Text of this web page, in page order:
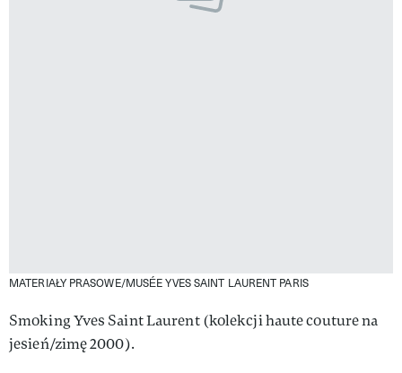
MATERIAŁY PRASOWE/MUSÉE YVES SAINT LAURENT PARIS
Smoking Yves Saint Laurent (kolekcji haute couture na
jesień/zimę 2000).